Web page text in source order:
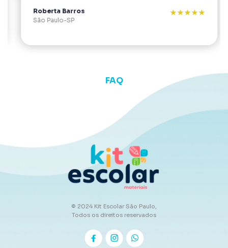
PreviousRoberta Barros
São Paulo-SP
★★★★★Next
FAQ
© 2024 Kit Escolar São Paulo,
Todos os direitos reservados